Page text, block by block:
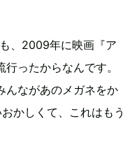
、2009年に映画『ア
ったからなんです。
んながあのメガネをか
かしくて、これはもう